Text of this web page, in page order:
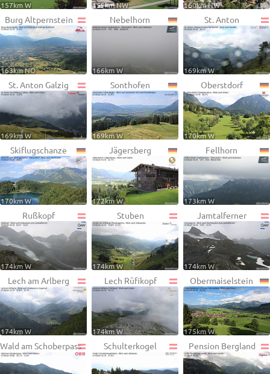
157km W 159km NW 160km NW
Burg Altpernstein
163km NO
Nebelhorn
166km W
St. Anton
169km W
St. Anton Galzig
169km W
Sonthofen
169km W
Oberstdorf
170km W
Skiflugschanze
170km W
Jägersberg
172km W
Fellhorn
173km W
Rußkopf
174km W
Stuben
174km W
Jamtalferner
174km W
Lech am Arlberg
174km W
Lech Rüfikopf
174km W
Obermaiselstein
175km W
Wald am Schoberpass Schulterkogel Pension Bergland